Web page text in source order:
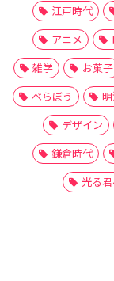
江戸時代
アニメ
雑学
お菓子
べらぼう
デザイン
鎌倉時代
光る